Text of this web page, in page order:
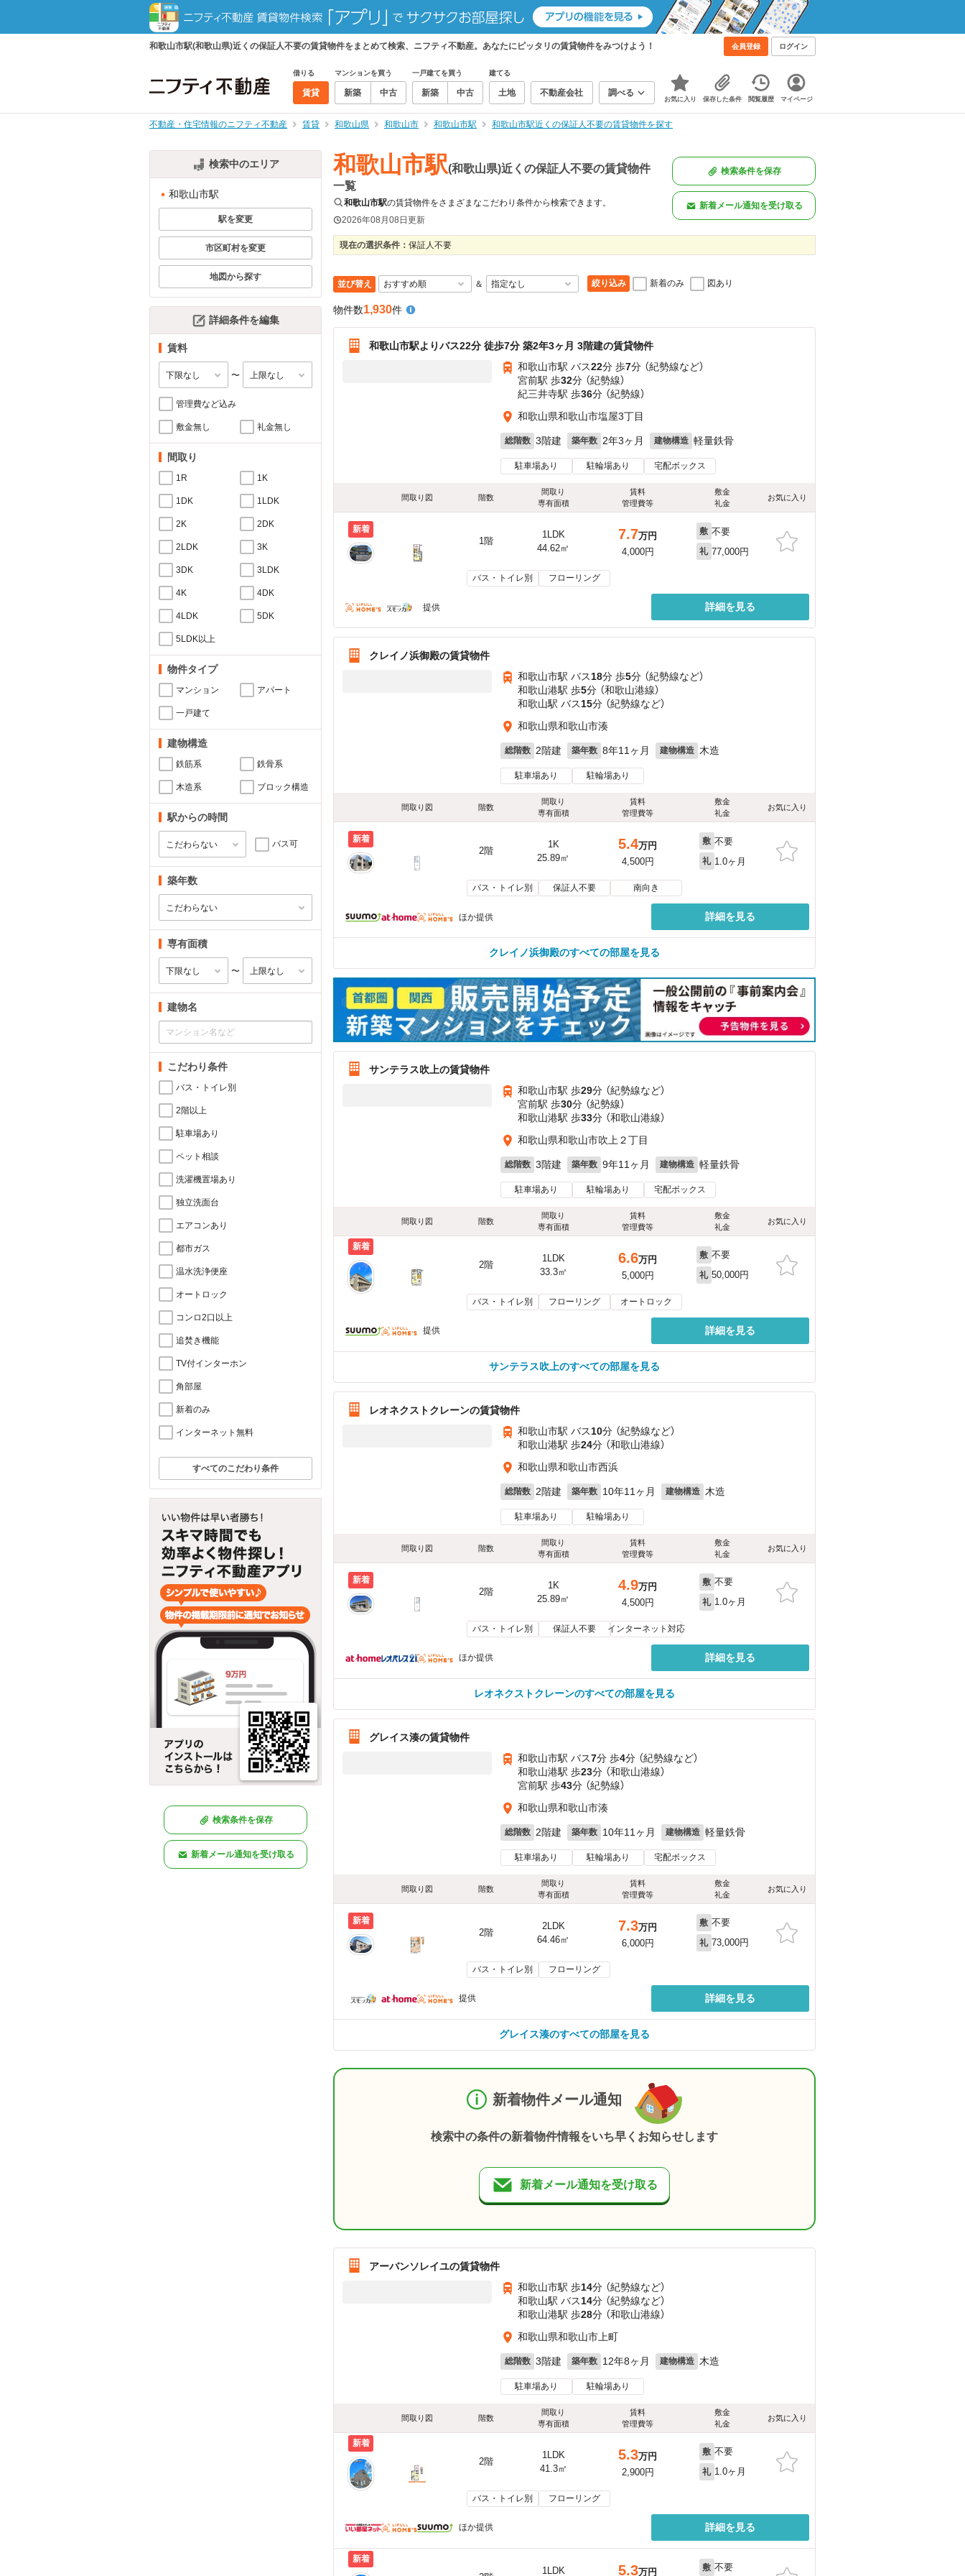
和歌山市駅(和歌山県)近くの保証人不要の賃貸物件をまとめて検索、ニフティ不動産。あなたにピッタリの賃貸物件をみつけよう！ 会員登録 ログイン
借りる
賃貸
マンションを買う
新築 中古
一戸建てを買う
新築 中古
建てる
土地 不動産会社 調べる
お気に入り 保存した条件 閲覧履歴 マイページ
不動産・住宅情報のニフティ不動産 賃貸 和歌山県 和歌山市 和歌山市駅 和歌山市駅近くの保証人不要の賃貸物件を探す
検索中のエリア
和歌山市駅
駅を変更
市区町村を変更
地図から探す
詳細条件を編集
賃料
〜
管理費など込み
敷金無し 礼金無し
間取り
1R 1K
1DK 1LDK
2K 2DK
2LDK 3K
3DK 3LDK
4K 4DK
4LDK 5DK
5LDK以上
物件タイプ
マンション アパート
一戸建て
建物構造
鉄筋系 鉄骨系
木造系 ブロック構造
駅からの時間
バス可
築年数
専有面積
〜
建物名
こだわり条件
バス・トイレ別
2階以上
駐車場あり
ペット相談
洗濯機置場あり
独立洗面台
エアコンあり
都市ガス
温水洗浄便座
オートロック
コンロ2口以上
追焚き機能
TV付インターホン
角部屋
新着のみ
インターネット無料
すべてのこだわり条件
検索条件を保存
新着メール通知を受け取る
和歌山市駅(和歌山県)近くの保証人不要の賃貸物件
一覧
和歌山市駅の賃貸物件をさまざまなこだわり条件から検索できます。
2026年08月08日更新
検索条件を保存
新着メール通知を受け取る
現在の選択条件： 保証人不要
並び替え ＆ 絞り込み 新着のみ 図あり
物件数1,930件
和歌山市駅よりバス22分 徒歩7分 築2年3ヶ月 3階建の賃貸物件
和歌山市駅 バス22分 歩7分 （紀勢線など）
宮前駅 歩32分 （紀勢線）
紀三井寺駅 歩36分 （紀勢線）
和歌山県和歌山市塩屋3丁目
総階数 3階建 築年数 2年3ヶ月 建物構造 軽量鉄骨
駐車場あり 駐輪場あり 宅配ボックス
間取り図 階数
間取り
専有面積
賃料
管理費等
敷金
礼金
お気に入り
新着
1階
1LDK
44.62㎡
7.7万円
4,000円
敷 不要
礼 77,000円
バス・トイレ別 フローリング
提供 詳細を見る
クレイノ浜御殿の賃貸物件
和歌山市駅 バス18分 歩5分 （紀勢線など）
和歌山港駅 歩5分 （和歌山港線）
和歌山駅 バス15分 （紀勢線など）
和歌山県和歌山市湊
総階数 2階建 築年数 8年11ヶ月 建物構造 木造
駐車場あり 駐輪場あり
間取り図 階数
間取り
専有面積
賃料
管理費等
敷金
礼金
お気に入り
新着
2階
1K
25.89㎡
5.4万円
4,500円
敷 不要
礼 1.0ヶ月
バス・トイレ別 保証人不要 南向き
ほか提供 詳細を見る
クレイノ浜御殿のすべての部屋を見る
サンテラス吹上の賃貸物件
和歌山市駅 歩29分 （紀勢線など）
宮前駅 歩30分 （紀勢線）
和歌山港駅 歩33分 （和歌山港線）
和歌山県和歌山市吹上２丁目
総階数 3階建 築年数 9年11ヶ月 建物構造 軽量鉄骨
駐車場あり 駐輪場あり 宅配ボックス
間取り図 階数
間取り
専有面積
賃料
管理費等
敷金
礼金
お気に入り
新着
2階
1LDK
33.3㎡
6.6万円
5,000円
敷 不要
礼 50,000円
バス・トイレ別 フローリング オートロック
提供 詳細を見る
サンテラス吹上のすべての部屋を見る
レオネクストクレーンの賃貸物件
和歌山市駅 バス10分 （紀勢線など）
和歌山港駅 歩24分 （和歌山港線）
和歌山県和歌山市西浜
総階数 2階建 築年数 10年11ヶ月 建物構造 木造
駐車場あり 駐輪場あり
間取り図 階数
間取り
専有面積
賃料
管理費等
敷金
礼金
お気に入り
新着
2階
1K
25.89㎡
4.9万円
4,500円
敷 不要
礼 1.0ヶ月
バス・トイレ別 保証人不要 インターネット対応
ほか提供 詳細を見る
レオネクストクレーンのすべての部屋を見る
グレイス湊の賃貸物件
和歌山市駅 バス7分 歩4分 （紀勢線など）
和歌山港駅 歩23分 （和歌山港線）
宮前駅 歩43分 （紀勢線）
和歌山県和歌山市湊
総階数 2階建 築年数 10年11ヶ月 建物構造 軽量鉄骨
駐車場あり 駐輪場あり 宅配ボックス
間取り図 階数
間取り
専有面積
賃料
管理費等
敷金
礼金
お気に入り
新着
2階
2LDK
64.46㎡
7.3万円
6,000円
敷 不要
礼 73,000円
バス・トイレ別 フローリング
提供 詳細を見る
グレイス湊のすべての部屋を見る
新着物件メール通知
検索中の条件の新着物件情報をいち早くお知らせします
新着メール通知を受け取る
アーバンソレイユの賃貸物件
和歌山市駅 歩14分 （紀勢線など）
和歌山駅 バス14分 （紀勢線など）
和歌山港駅 歩28分 （和歌山港線）
和歌山県和歌山市上町
総階数 3階建 築年数 12年8ヶ月 建物構造 木造
駐車場あり 駐輪場あり
間取り図 階数
間取り
専有面積
賃料
管理費等
敷金
礼金
お気に入り
新着
2階
1LDK
41.3㎡
5.3万円
2,900円
敷 不要
礼 1.0ヶ月
バス・トイレ別 フローリング
ほか提供 詳細を見る
新着
1LDK 5.3万円 敷 不要